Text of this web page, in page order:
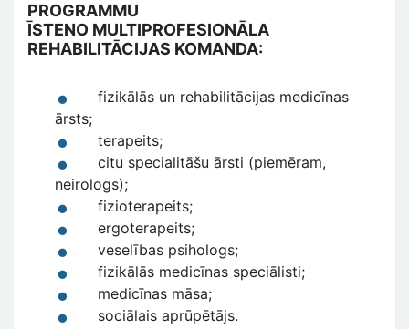
PROGRAMMU
ĪSTENO MULTIPROFESIONĀLA
REHABILITĀCIJAS KOMANDA:
fizikālās un rehabilitācijas medicīnas
ārsts;
terapeits;
citu specialitāšu ārsti (piemēram,
neirologs);
fizioterapeits;
ergoterapeits;
veselības psihologs;
fizikālās medicīnas speciālisti;
medicīnas māsa;
sociālais aprūpētājs.